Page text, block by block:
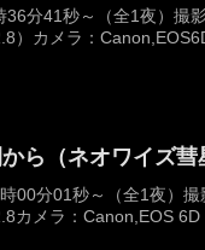
分41秒～（全1夜）撮
）カメラ：
ら（ネオワイズ彗
00分01秒～（全1夜）
カメラ：Canon,EOS